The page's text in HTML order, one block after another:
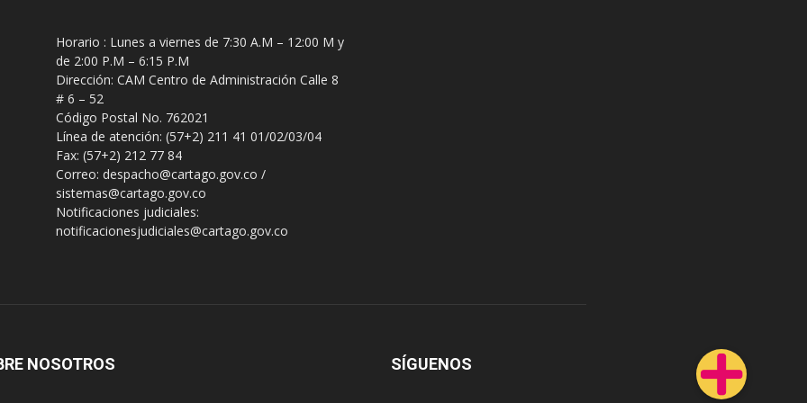
Horario : Lunes a viernes de 7:30 A.M – 12:00 M y
de 2:00 P.M – 6:15 P.M
Dirección: CAM Centro de Administración Calle 8
# 6 – 52
Código Postal No. 762021
Línea de atención: (57+2) 211 41 01/02/03/04
Fax: (57+2) 212 77 84
Correo: despacho@cartago.gov.co /
sistemas@cartago.gov.co
Notificaciones judiciales:
notificacionesjudiciales@cartago.gov.co
NOSOTROS SÍGUENOS